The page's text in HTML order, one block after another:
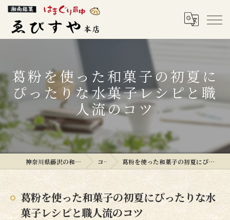
葛粉を使った和菓子の初夏に
ぴったりな水菓子レシピと職
人流のコツ
神奈川県藤沢の和菓子ならゑびすや本店 コラム 葛粉を使った和菓子の初夏にぴったりな水菓子レシピと職人流のコツ
葛粉を使った和菓子の初夏にぴったりな水
菓子レシピと職人流のコツ